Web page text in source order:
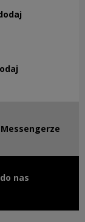
window
window
nas